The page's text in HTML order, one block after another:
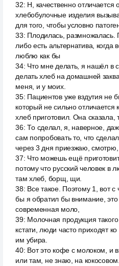
32: Н, качественно
хлебобулочные изделия
для того, чтобы условно
33: Плодилась, размножалась.
либо есть альтернатива,
люблю как бы
34: Что мне делать, я нашёл в
делать хлеб на домашней
меня, и у моих.
35: Пациентов уже вздутия не
который не сильно
хлеб приготовил. Она сказала,
36:То сделал, я, наверное,
сам попробовать то, что
через 3 дня приезжаю, смотрю,
37: Что можешь ещё
потому что русский человек в
там хлеб, борщ, щи.
38: Все такое. Поэтому 1, вот
бы я обратил бы внимание,
современная моло,
39: Молочная продукция такого
кстати, люди часто приходят
им убира.
40: Вот это кофе с молоком, и
или там, не знаю, на